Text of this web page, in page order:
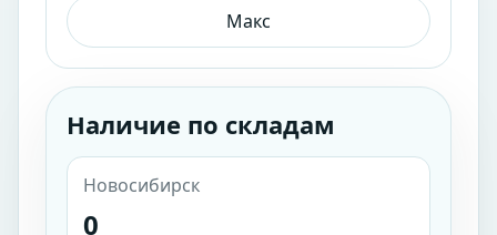
Макс
Наличие по складам
Новосибирск
0